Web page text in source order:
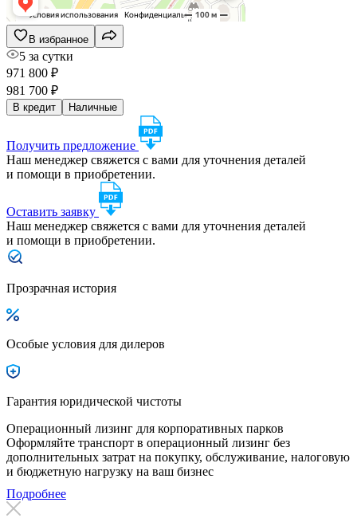
В избранное
5 за сутки
971 800 ₽
981 700 ₽
В кредит Наличные
Получить предложение
Наш менеджер свяжется с вами для уточнения деталей
и помощи в приобретении.
Оставить заявку
Наш менеджер свяжется с вами для уточнения деталей
и помощи в приобретении.
Прозрачная история
Особые условия для дилеров
Гарантия юридической чистоты
Операционный лизинг для корпоративных парков
Оформляйте транспорт в операционный лизинг без
дополнительных затрат на покупку, обслуживание, налоговую
и бюджетную нагрузку на ваш бизнес
Подробнее